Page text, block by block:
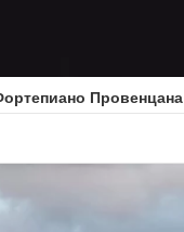
Провенцана